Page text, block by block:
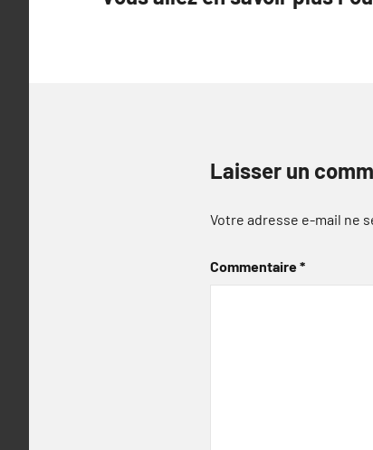
de
Laisser un
Votre adresse e-mail ne
Commentaire*